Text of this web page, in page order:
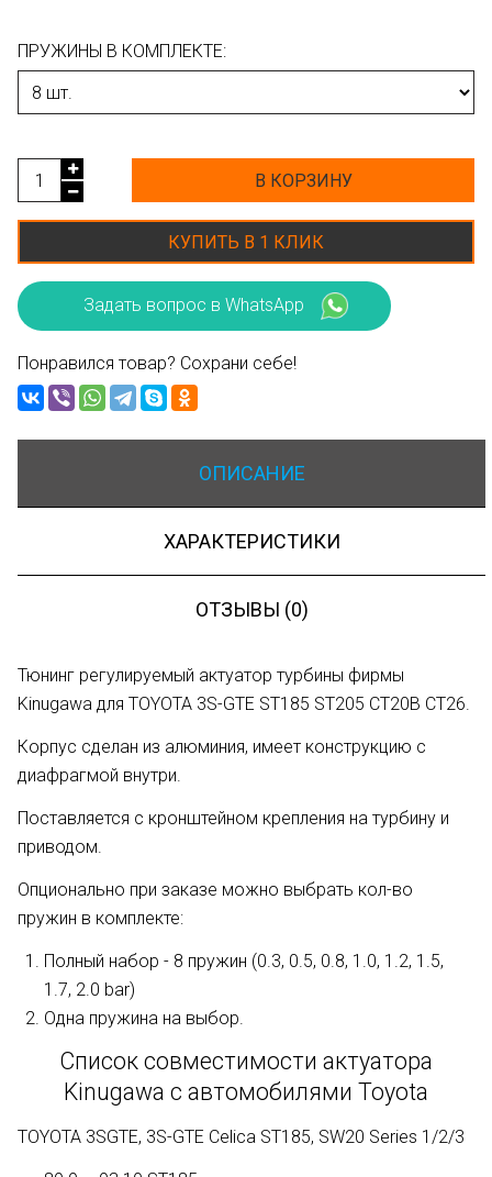
ПРУЖИНЫ В КОМПЛЕКТЕ:
В КОРЗИНУ
КУПИТЬ В 1 КЛИК
Задать вопрос в WhatsApp
Понравился товар? Сохрани себе!
ОПИСАНИЕ
ХАРАКТЕРИСТИКИ
ОТЗЫВЫ (0)
Тюнинг регулируемый актуатор турбины фирмы
Kinugawa для TOYOTA 3S-GTE ST185 ST205 CT20B CT26.
Корпус сделан из алюминия, имеет конструкцию с
диафрагмой внутри.
Поставляется с кронштейном крепления на турбину и
приводом.
Опционально при заказе можно выбрать кол-во
пружин в комплекте:
Полный набор - 8 пружин (0.3, 0.5, 0.8, 1.0, 1.2, 1.5,
1.7, 2.0 bar)
Одна пружина на выбор.
Список совместимости актуатора
Kinugawa с автомобилями Toyota
TOYOTA 3SGTE, 3S-GTE Celica ST185, SW20 Series 1/2/3